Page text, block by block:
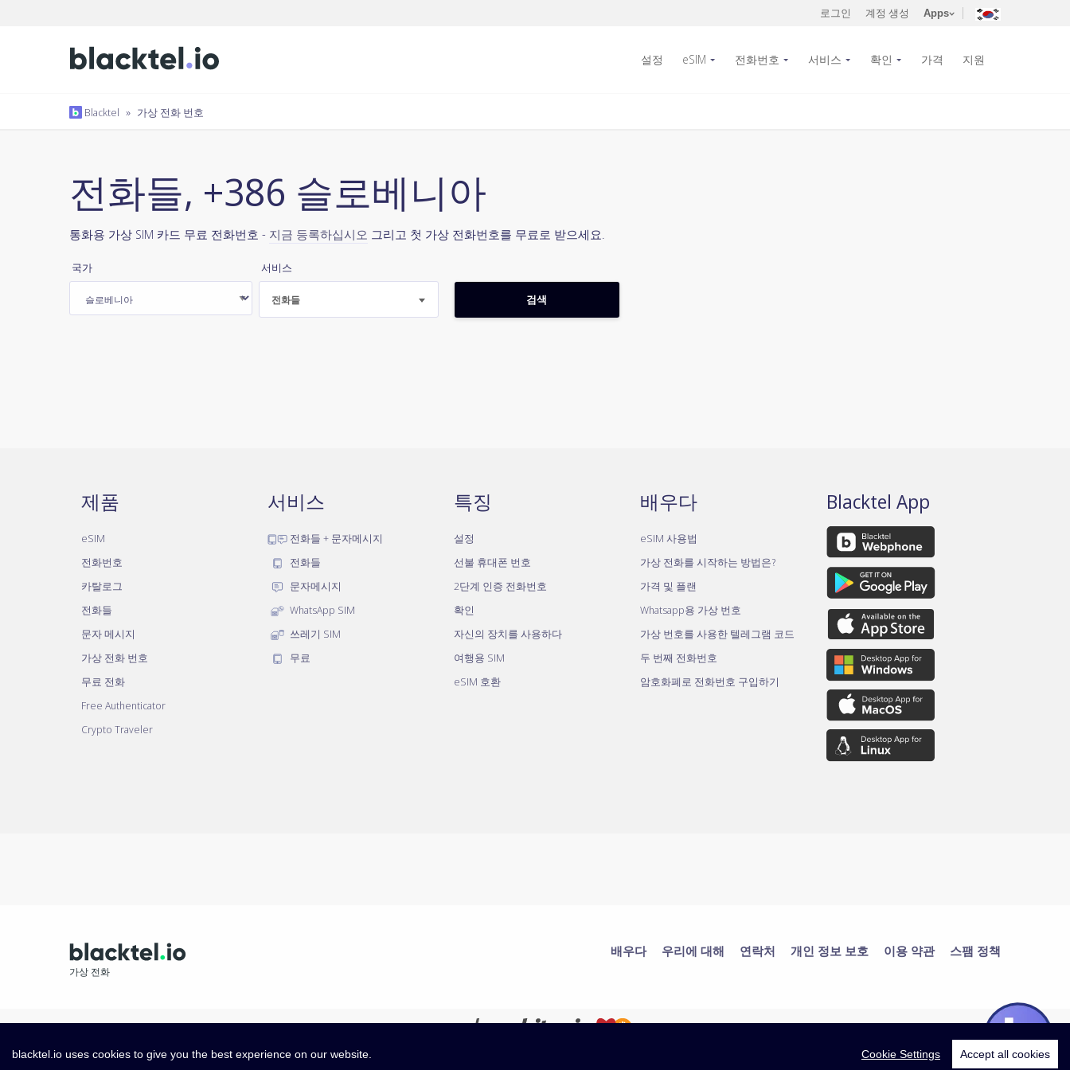
로그인 계정 생성 Apps
설정 eSIM 전화번호 서비스 확인 가격 지원
Blacktel » 가상 전화 번호
전화들, +386 슬로베니아
통화용 가상 SIM 카드 무료 전화번호 - 지금 등록하십시오 그리고 첫 가상 전화번호를 무료로 받으세요.
국가 서비스
전화들
제품
eSIM
전화번호
카탈로그
전화들
문자 메시지
가상 전화 번호
무료 전화
Free Authenticator
Crypto Traveler
서비스
전화들 + 문자메시지
전화들
문자메시지
WhatsApp SIM
쓰레기 SIM
무료
특징
설정
선불 휴대폰 번호
2단계 인증 전화번호
확인
자신의 장치를 사용하다
여행용 SIM
eSIM 호환
배우다
eSIM 사용법
가상 전화를 시작하는 방법은?
가격 및 플랜
Whatsapp용 가상 번호
가상 번호를 사용한 텔레그램 코드
두 번째 전화번호
암호화폐로 전화번호 구입하기
Blacktel App
가상 전화
배우다 우리에 대해 연락처 개인 정보 보호 이용 약관 스팸 정책
blacktel.io uses cookies to give you the best experience on our website. Cookie Settings Accept all cookies